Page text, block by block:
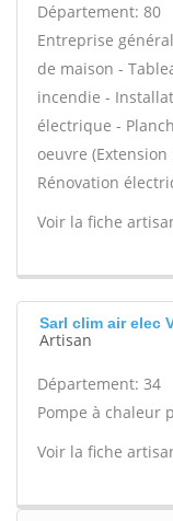
Département: 80
Entreprise
de maison -
incendie -
électrique -
oeuvre
Rénovation
Voir la fiche
Sarl clim air elec
Artisan
Département: 34
Pompe à chaleur
Voir la fiche